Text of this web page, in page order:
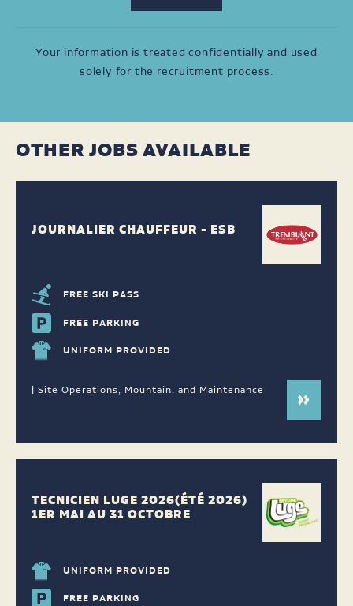
Your information is treated confidentially and used
solely for the recruitment process.
OTHER JOBS AVAILABLE
JOURNALIER CHAUFFEUR - ESB
FREE SKI PASS
FREE PARKING
UNIFORM PROVIDED
| Site Operations, Mountain, and Maintenance
TECNICIEN LUGE 2026(ÉTÉ 2026)
1ER MAI AU 31 OCTOBRE
UNIFORM PROVIDED
FREE PARKING